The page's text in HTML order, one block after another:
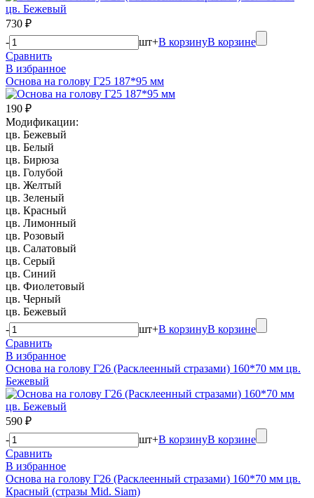
730 ₽
-
шт+В корзинуВ корзине
Сравнить
В избранное
Основа на голову Г25 187*95 мм
190 ₽
Модификации:
цв. Бежевый
цв. Белый
цв. Бирюза
цв. Голубой
цв. Желтый
цв. Зеленый
цв. Красный
цв. Лимонный
цв. Розовый
цв. Салатовый
цв. Серый
цв. Синий
цв. Фиолетовый
цв. Черный
цв. Бежевый
-
шт+В корзинуВ корзине
Сравнить
В избранное
Основа на голову Г26 (Расклеенный стразами) 160*70 мм цв.
Бежевый
590 ₽
-
шт+В корзинуВ корзине
Сравнить
В избранное
Основа на голову Г26 (Расклеенный стразами) 160*70 мм цв.
Красный (стразы Mid. Siam)